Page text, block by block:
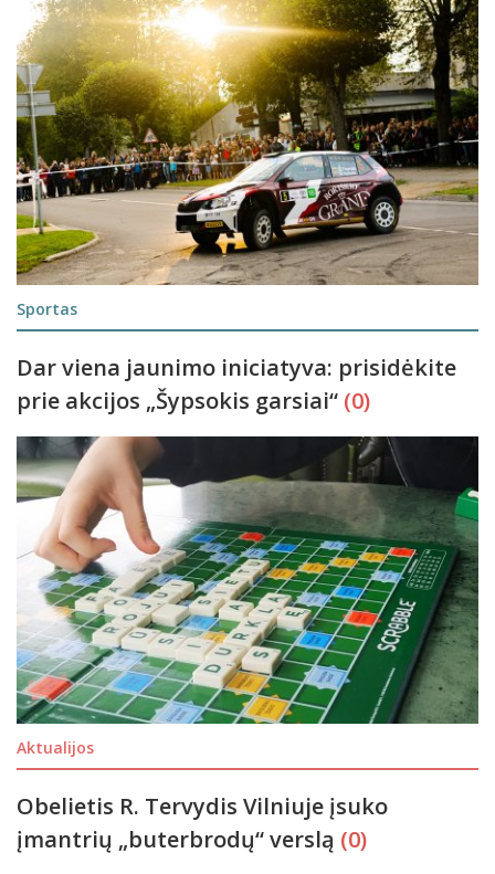
Sportas
Dar viena jaunimo iniciatyva: prisidėkite
prie akcijos „Šypsokis garsiai“ (0)
Aktualijos
Obelietis R. Tervydis Vilniuje įsuko
įmantrių „buterbrodų“ verslą (0)